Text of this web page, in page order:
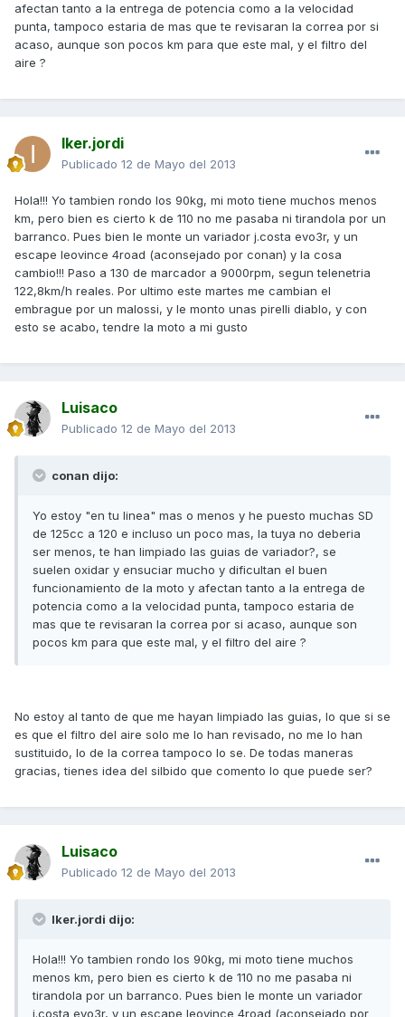
afectan tanto a la entrega de potencia como a la velocidad
punta, tampoco estaria de mas que te revisaran la correa por si
acaso, aunque son pocos km para que este mal, y el filtro del
aire ?
Iker.jordi
Publicado 12 de Mayo del 2013
Hola!!! Yo tambien rondo los 90kg, mi moto tiene muchos menos
km, pero bien es cierto k de 110 no me pasaba ni tirandola por un
barranco. Pues bien le monte un variador j.costa evo3r, y un
escape leovince 4road (aconsejado por conan) y la cosa
cambio!!! Paso a 130 de marcador a 9000rpm, segun telenetria
122,8km/h reales. Por ultimo este martes me cambian el
embrague por un malossi, y le monto unas pirelli diablo, y con
esto se acabo, tendre la moto a mi gusto
Luisaco
Publicado 12 de Mayo del 2013
conan dijo:
Yo estoy "en tu linea" mas o menos y he puesto muchas SD
de 125cc a 120 e incluso un poco mas, la tuya no deberia
ser menos, te han limpiado las guias de variador?, se
suelen oxidar y ensuciar mucho y dificultan el buen
funcionamiento de la moto y afectan tanto a la entrega de
potencia como a la velocidad punta, tampoco estaria de
mas que te revisaran la correa por si acaso, aunque son
pocos km para que este mal, y el filtro del aire ?
No estoy al tanto de que me hayan limpiado las guias, lo que si se
es que el filtro del aire solo me lo han revisado, no me lo han
sustituido, lo de la correa tampoco lo se. De todas maneras
gracias, tienes idea del silbido que comento lo que puede ser?
Luisaco
Publicado 12 de Mayo del 2013
Iker.jordi dijo:
Hola!!! Yo tambien rondo los 90kg, mi moto tiene muchos
menos km, pero bien es cierto k de 110 no me pasaba ni
tirandola por un barranco. Pues bien le monte un variador
j.costa evo3r, y un escape leovince 4road (aconsejado por